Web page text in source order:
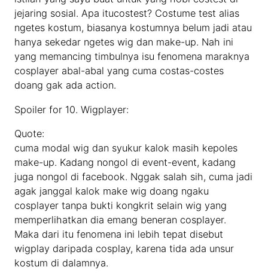
jejaring sosial. Apa itucostest? Costume test alias
ngetes kostum, biasanya kostumnya belum jadi atau
hanya sekedar ngetes wig dan make-up. Nah ini
yang memancing timbulnya isu fenomena maraknya
cosplayer abal-abal yang cuma costas-costes
doang gak ada action.
Spoiler for 10. Wigplayer:
Quote:
cuma modal wig dan syukur kalok masih kepoles
make-up. Kadang nongol di event-event, kadang
juga nongol di facebook. Nggak salah sih, cuma jadi
agak janggal kalok make wig doang ngaku
cosplayer tanpa bukti kongkrit selain wig yang
memperlihatkan dia emang beneran cosplayer.
Maka dari itu fenomena ini lebih tepat disebut
wigplay daripada cosplay, karena tida ada unsur
kostum di dalamnya.